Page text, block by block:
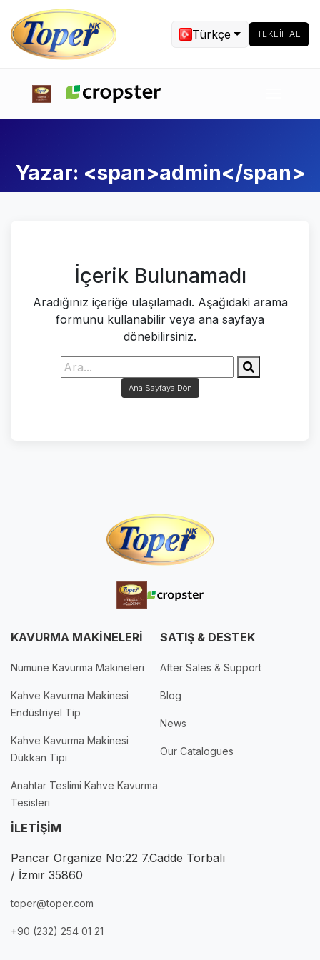
Türkçe TEKLIF AL
Yazar: <span>admin</span>
İçerik Bulunamadı
Aradığınız içeriğe ulaşılamadı. Aşağıdaki arama
formunu kullanabilir veya ana sayfaya
dönebilirsiniz.
Ana Sayfaya Dön
KAVURMA MAKİNELERİ
Numune Kavurma Makineleri
Kahve Kavurma Makinesi
Endüstriyel Tip
Kahve Kavurma Makinesi
Dükkan Tipi
Anahtar Teslimi Kahve Kavurma
Tesisleri
SATIŞ & DESTEK
After Sales & Support
Blog
News
Our Catalogues
İLETİŞİM
Pancar Organize No:22 7.Cadde Torbalı
/ İzmir 35860
toper@toper.com
+90 (232) 254 01 21